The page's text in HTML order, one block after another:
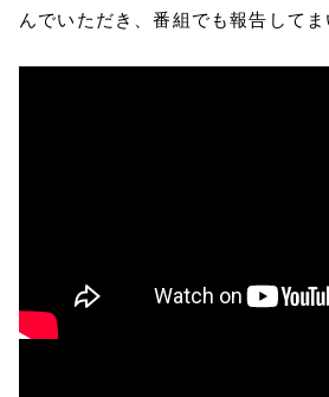
んでいただき、番組でも報告してま